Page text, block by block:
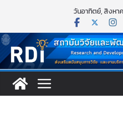
content
วันอาทิตย์, สิงหา